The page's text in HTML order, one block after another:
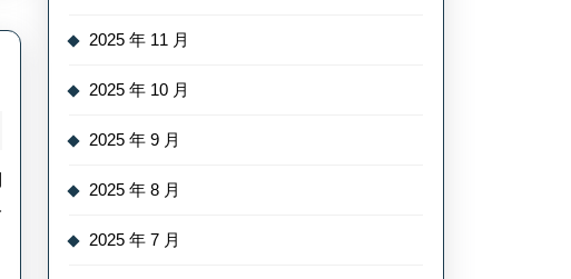
2025 年 11 月
2025 年 10 月
2025 年 9 月
2025 年 8 月
2025 年 7 月